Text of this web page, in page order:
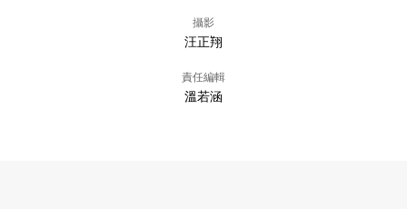
攝影
汪正翔
責任編輯
溫若涵